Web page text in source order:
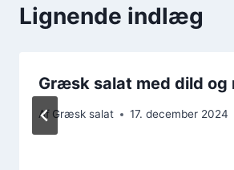
Lignende indlæg
Græsk salat med dild og
Af Græsk salat 17. december 2024